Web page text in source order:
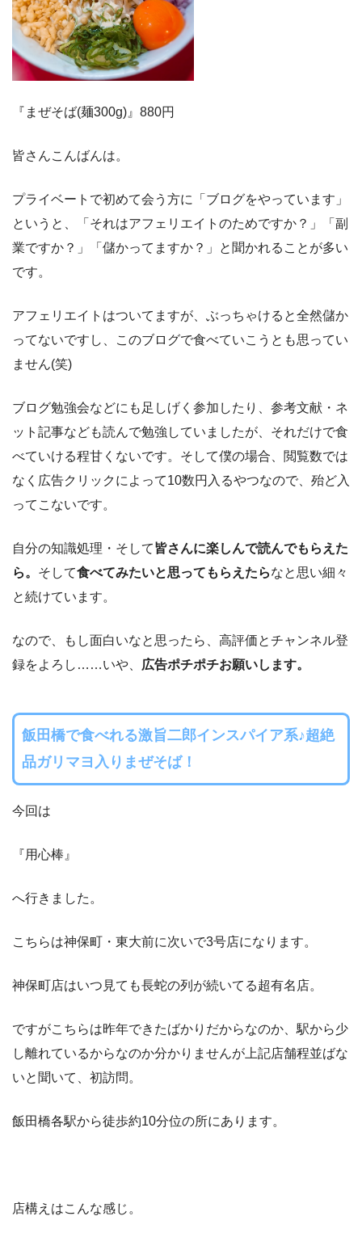
『まぜそば(麺300g)』880円
皆さんこんばんは。
プライベートで初めて会う方に「ブログをやっています」
というと、「それはアフェリエイトのためですか？」「副
業ですか？」「儲かってますか？」と聞かれることが多い
です。
アフェリエイトはついてますが、ぶっちゃけると全然儲か
ってないですし、このブログで食べていこうとも思ってい
ません(笑)
ブログ勉強会などにも足しげく参加したり、参考文献・ネ
ット記事なども読んで勉強していましたが、それだけで食
べていける程甘くないです。そして僕の場合、閲覧数では
なく広告クリックによって10数円入るやつなので、殆ど入
ってこないです。
自分の知識処理・そして皆さんに楽しんで読んでもらえた
ら。 そして食べてみたいと思ってもらえたらなと思い細々
と続けています。
なので、もし面白いなと思ったら、高評価とチャンネル登
録をよろし……いや、 広告ポチポチお願いします。
飯田橋で食べれる激旨二郎インスパイア系♪超絶
品ガリマヨ入りまぜそば！
今回は
『用心棒』
へ行きました。
こちらは神保町・東大前に次いで3号店になります。
神保町店はいつ見ても長蛇の列が続いてる超有名店。
ですがこちらは昨年できたばかりだからなのか、駅から少
し離れているからなのか分かりませんが上記店舗程並ばな
いと聞いて、初訪問。
飯田橋各駅から徒歩約10分位の所にあります。
店構えはこんな感じ。